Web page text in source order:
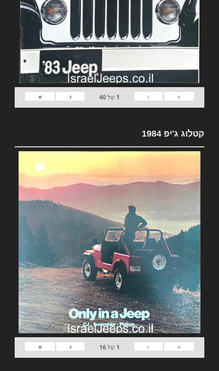
«
‹
1 של40
›
»
קטלוג ג'יפ 1984
«
‹
1 של16
›
»